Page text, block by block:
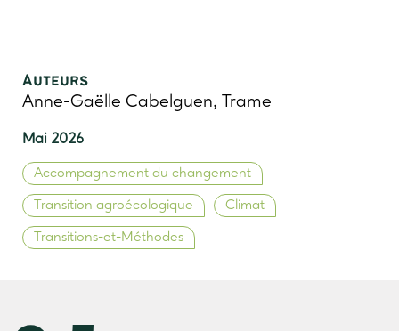
Auteurs
Anne-Gaëlle Cabelguen, Trame
Mai 2026
Accompagnement du changement
Transition agroécologique Climat
Transitions-et-Méthodes